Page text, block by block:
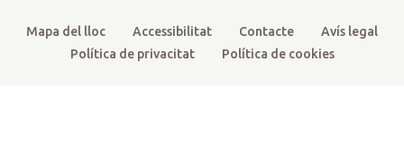
Mapa del lloc Accessibilitat Contacte
Avís legal
Política de privacitat
Política de cookies